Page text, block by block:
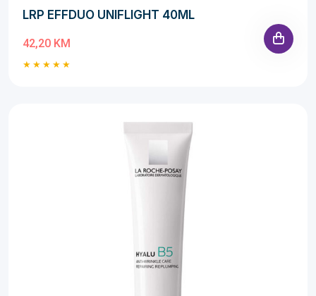
LRP EFFDUO UNIFLIGHT 40ML
42,20 KM